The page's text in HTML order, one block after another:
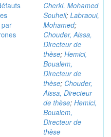
Cherki, Mohamed
Souheil; Labraoui,
Mohamed;
Chouder, Aissa,
Directeur de
thèse; Hemici,
Boualem,
Directeur de
thèse; Chouder,
Aissa, Directeur
de thèse; Hemici,
Boualem,
Directeur de
thèse